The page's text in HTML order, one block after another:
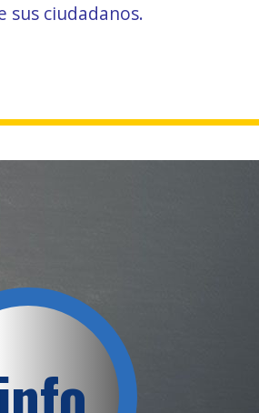
sus ciudadanos.